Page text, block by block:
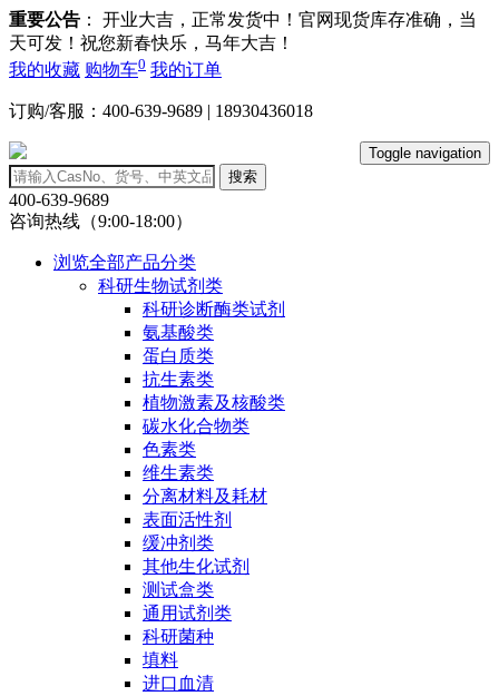
重要公告 ： 开业大吉，正常发货中！官网现货库存准确，当
天可发！祝您新春快乐，马年大吉！
我的收藏 购物车0 我的订单
订购/客服：400-639-9689 | 18930436018
Toggle navigation
搜索
400-639-9689
咨询热线（9:00-18:00）
浏览全部产品分类
科研生物试剂类
科研诊断酶类试剂
氨基酸类
蛋白质类
抗生素类
植物激素及核酸类
碳水化合物类
色素类
维生素类
分离材料及耗材
表面活性剂
缓冲剂类
其他生化试剂
测试盒类
通用试剂类
科研菌种
填料
进口血清